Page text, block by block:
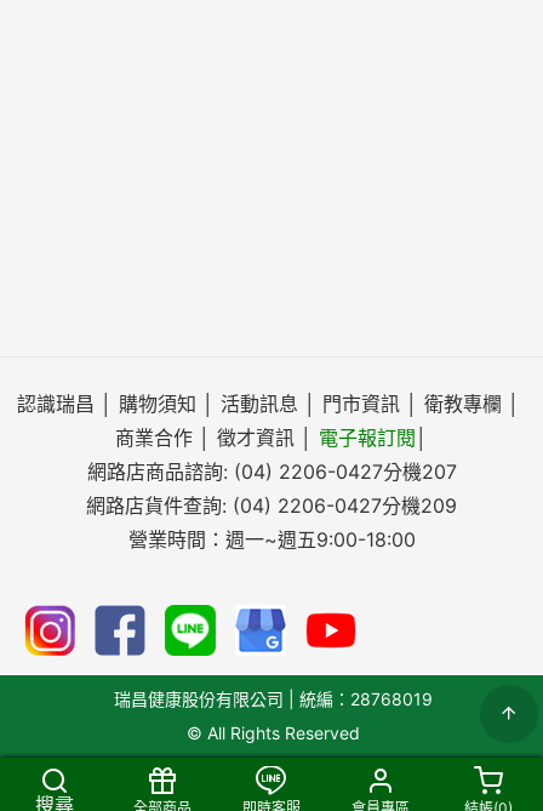
認識瑞昌 購物須知 活動訊息 門市資訊 衛教專欄
商業合作
徵才資訊 電子報訂閱
網路店商品諮詢: (04) 2206-0427分機207
網路店貨件查詢: (04) 2206-0427分機209
營業時間：週一~週五9:00-18:00
瑞昌健康股份有限公司 | 統編：28768019
© All Rights Reserved
搜尋